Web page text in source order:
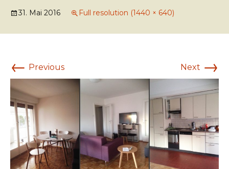
31. Mai 2016 Full resolution (1440 × 640)
← Previous Next →